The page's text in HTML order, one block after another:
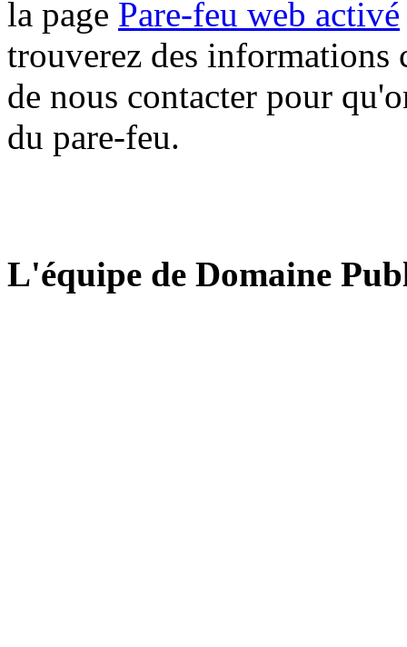
la page Pare-feu web activé
trouverez des informations
de nous contacter pour
du pare-feu.
L'équipe de Domaine